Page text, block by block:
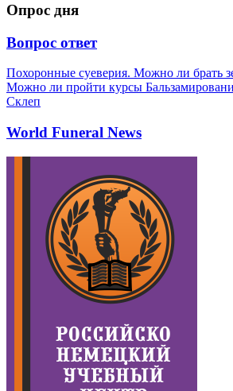
Опрос дня
Вопрос ответ
Похоронные суеверия. Можно ли брать
Можно ли пройти курсы
Склеп
World Funeral News